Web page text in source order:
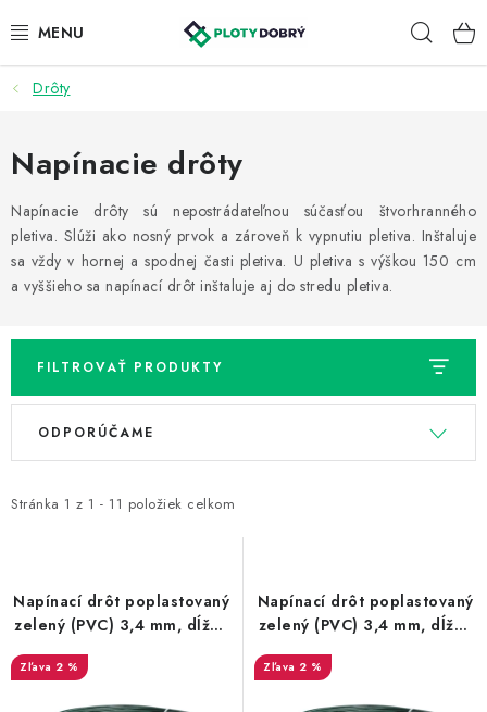
na
PLETIVA A PLOTY
PRÍSLUŠENSTVO
BRÁNY A BRÁNKY
KONTAKT
REALIZÁCIA OPLOTENIA
NÁVODY
Prepravné a termín doručenia
Drôty
Napínacie drôty
Napínacie drôty sú nepostrádateľnou súčasťou štvorhranného
pletiva. Slúži ako nosný prvok a zároveň k vypnutiu pletiva. Inštaluje
sa vždy v hornej a spodnej časti pletiva. U pletiva s výškou 150 cm
a vyššieho sa napínací drôt inštaluje aj do stredu pletiva.
FILTROVAŤ PRODUKTY
V
i
r
o
d
u
Stránka 1 z 1 - 11 položiek celkom
R
e
e
p
r
o
ODPORÚČAME
Napínací drôt poplastovaný
zelený (PVC) 3,4 mm, dĺžka
2 %
Napínací drôt poplastovaný
zelený (PVC) 3,4 mm, dĺžka
2 %